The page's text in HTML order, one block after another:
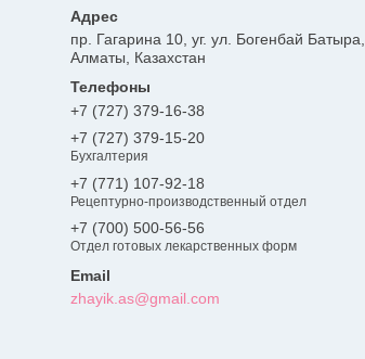
пр. Гагарина 10, уг. ул. Богенбай Батыра,
Алматы, Казахстан
+7 (727) 379-16-38
+7 (727) 379-15-20
Бухгалтерия
+7 (771) 107-92-18
Рецептурно-производственный отдел
+7 (700) 500-56-56
Отдел готовых лекарственных форм
zhayik.as@gmail.com